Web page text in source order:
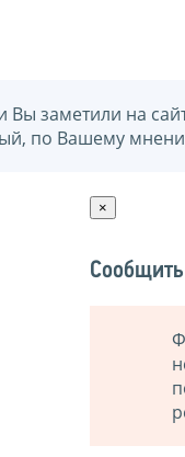
Вы заметили на
по Вашему
×